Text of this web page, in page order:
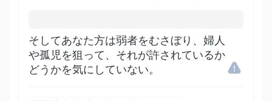
そしてあなた方は弱者をむさぼり、婦人
や孤児を狙って、それが許されているか
どうかを気にしていない。